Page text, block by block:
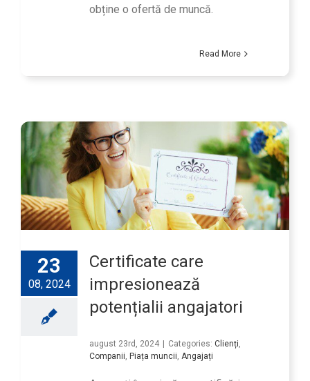
obține o ofertă de muncă.
Read More
23
08, 2024
Certificate care
impresionează
potențialii angajatori
august 23rd, 2024 | Categories: Clienți
Companii Piața muncii Angajați